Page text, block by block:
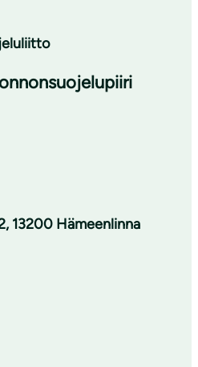
13200 Hämeenlinna